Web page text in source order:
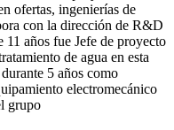
ofertas, ingenierías de
con la dirección de R&D
años fue Jefe de proyecto
de agua en esta
5 años como
electromecánico
grupo